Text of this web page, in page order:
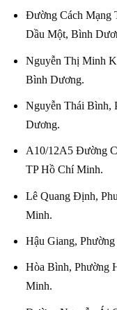
Đường Cách Mạng
Dầu Một, Bình
Nguyễn Thị Minh
Bình Dương.
Nguyễn Thái Bình,
Dương.
A10/12A5 Đường
TP Hồ Chí Minh.
Lê Quang Định,
Minh.
Hậu Giang,
Hòa Bình, Phường
Minh.